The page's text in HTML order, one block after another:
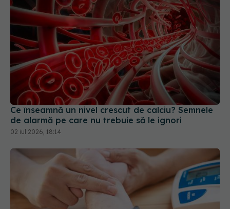
Ce înseamnă un nivel crescut de calciu? Semnele
de alarmă pe care nu trebuie să le ignori
02 iul 2026, 18:14